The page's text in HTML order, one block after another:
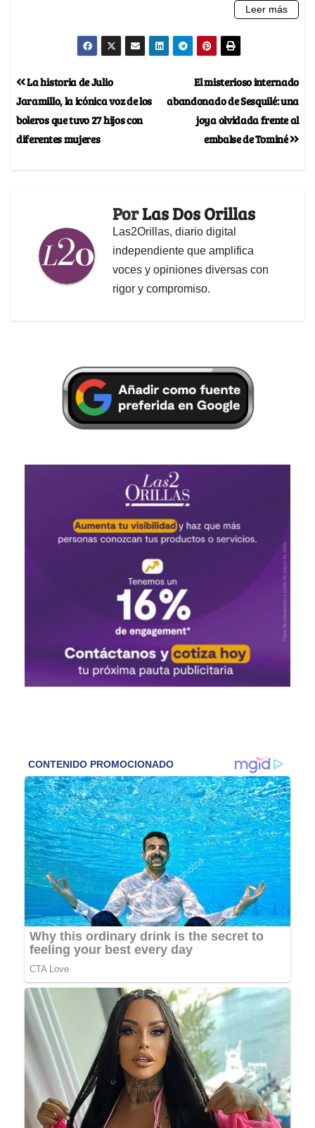
El misterioso internado
abandonado de Sesquilé: una
joya olvidada frente al
embalse de Tominé
La historia de Julio
Jaramillo, la icónica voz de los
boleros que tuvo 27 hijos con
diferentes mujeres
PorLas Dos Orillas
Las2Orillas, diario digital
independiente que amplifica
voces y opiniones diversas con
rigor y compromiso.